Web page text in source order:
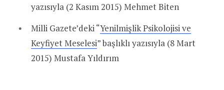
yazısıyla (2 Kasım 2015) Mehmet Biten
Milli Gazete’deki “Yenilmişlik Psikolojisi ve
Keyfiyet Meselesi” başlıklı yazısıyla (8 Mart
2015) Mustafa Yıldırım